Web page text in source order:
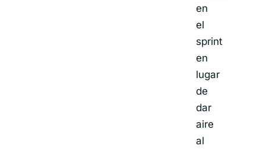
en
el
sprint
en
lugar
de
dar
aire
al